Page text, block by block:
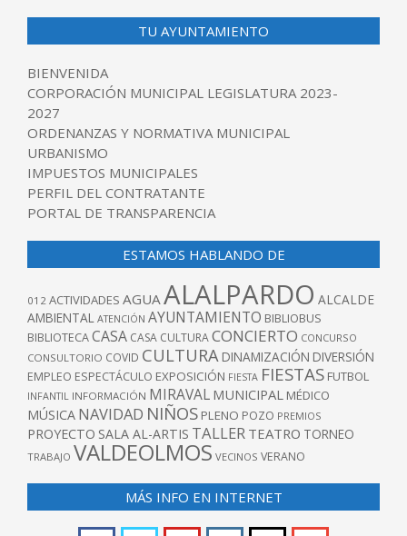
TU AYUNTAMIENTO
BIENVENIDA
CORPORACIÓN MUNICIPAL LEGISLATURA 2023-
2027
ORDENANZAS Y NORMATIVA MUNICIPAL
URBANISMO
IMPUESTOS MUNICIPALES
PERFIL DEL CONTRATANTE
PORTAL DE TRANSPARENCIA
ESTAMOS HABLANDO DE
012 ACTIVIDADES AGUAALALPARDO ALCALDE
AMBIENTAL ATENCIÓN AYUNTAMIENTO BIBLIOBUS
BIBLIOTECACASA CASA CULTURACONCIERTO CONCURSO
CONSULTORIO COVID CULTURA DINAMIZACIÓN DIVERSIÓN
EMPLEO ESPECTÁCULO EXPOSICIÓN FIESTA FIESTAS FUTBOL
INFANTIL INFORMACIÓN MIRAVAL MUNICIPAL MÉDICO
MÚSICA NAVIDAD NIÑOS PLENO POZO PREMIOS
PROYECTO SALA AL-ARTIS TALLER TEATRO TORNEO
TRABAJO VALDEOLMOS VECINOS VERANO
MÁS INFO EN INTERNET